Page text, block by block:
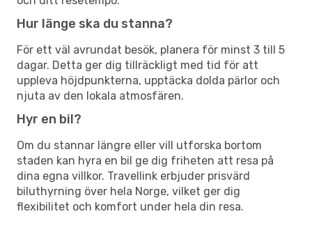
Hur länge ska du stanna?
För ett väl avrundat besök, planera för minst 3 till 5
dagar. Detta ger dig tillräckligt med tid för att
uppleva höjdpunkterna, upptäcka dolda pärlor och
njuta av den lokala atmosfären.
Hyr en bil?
Om du stannar längre eller vill utforska bortom
staden kan hyra en bil ge dig friheten att resa på
dina egna villkor. Travellink erbjuder prisvärd
biluthyrning över hela Norge, vilket ger dig
flexibilitet och komfort under hela din resa.